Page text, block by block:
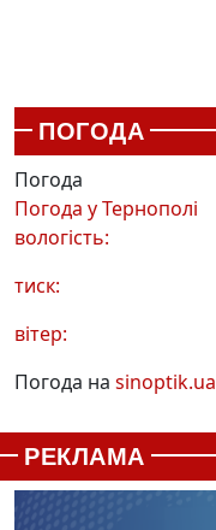
ПОГОДА
Погода
Погода уТернополі
вологість:
тиск:
вітер:
Погода на sinoptik.ua
РЕКЛАМА